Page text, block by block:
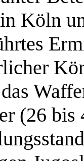
Köln
(26